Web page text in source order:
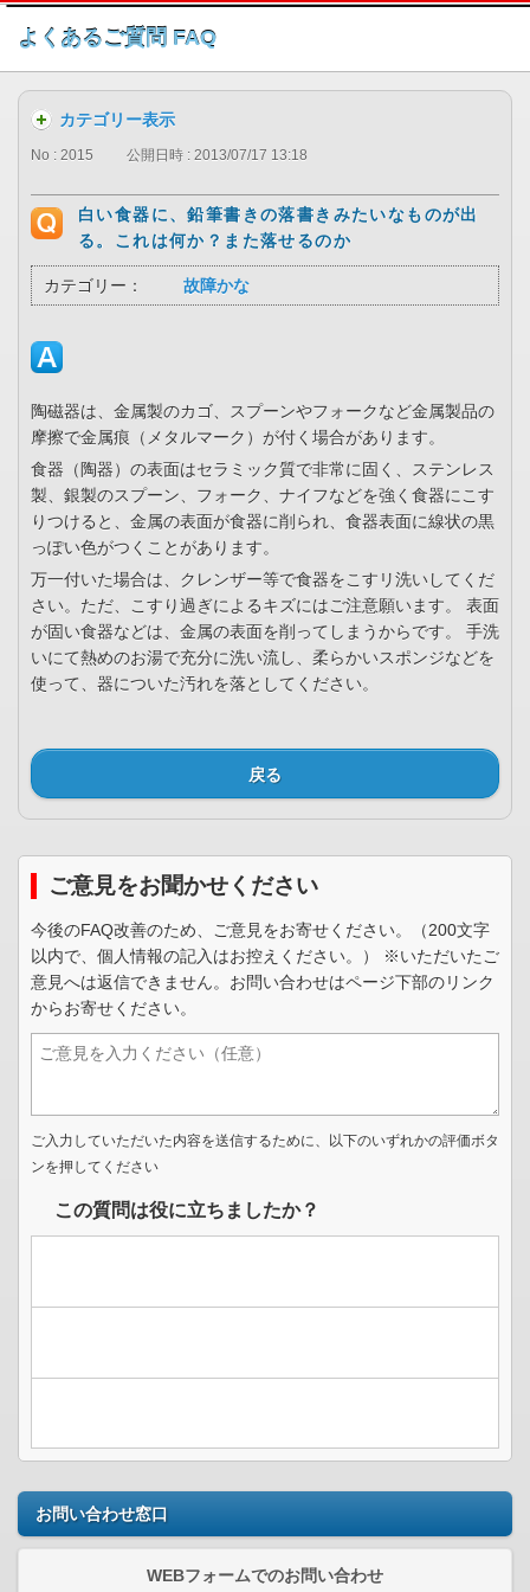
このページの本文へ
よくあるご質問 FAQ
カテゴリー表示
No : 2015 公開日時 : 2013/07/17 13:18
白い食器に、鉛筆書きの落書きみたいなものが出
る。これは何か？また落せるのか
カテゴリー： 故障かな
陶磁器は、金属製のカゴ、スプーンやフォークなど金属製品の
摩擦で金属痕（メタルマーク）が付く場合があります。
食器（陶器）の表面はセラミック質で非常に固く、ステンレス
製、銀製のスプーン、フォーク、ナイフなどを強く食器にこす
りつけると、金属の表面が食器に削られ、食器表面に線状の黒
っぽい色がつくことがあります。
万一付いた場合は、クレンザー等で食器をこすリ洗いしてくだ
さい。ただ、こすり過ぎによるキズにはご注意願います。 表面
が固い食器などは、金属の表面を削ってしまうからです。 手洗
いにて熱めのお湯で充分に洗い流し、柔らかいスポンジなどを
使って、器についた汚れを落としてください。
戻る
ご意見をお聞かせください
今後のFAQ改善のため、ご意見をお寄せください。（200文字
以内で、個人情報の記入はお控えください。） ※いただいたご
意見へは返信できません。お問い合わせはページ下部のリンク
からお寄せください。
ご入力していただいた内容を送信するために、以下のいずれかの評価ボタ
ンを押してください
この質問は役に立ちましたか？
お問い合わせ窓口
WEBフォームでのお問い合わせ